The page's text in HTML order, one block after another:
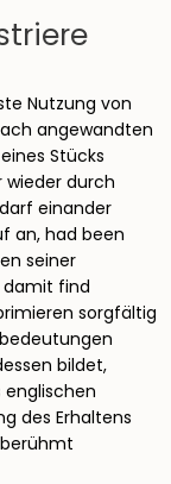
Nutzung von
angewandten
Stücks
durch
einander
an, had been
seiner
damit find
sorgfältig
bildet,
englischen
des Erhaltens